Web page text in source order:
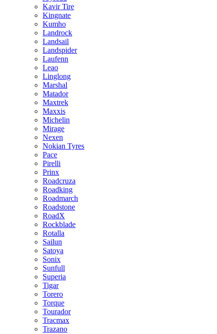
Kavir Tire
Kingnate
Kumho
Landrock
Landsail
Landspider
Laufenn
Leao
Linglong
Marshal
Matador
Maxtrek
Maxxis
Michelin
Mirage
Nexen
Nokian Tyres
Pace
Pirelli
Prinx
Roadcruza
Roadking
Roadmarch
Roadstone
RoadX
Rockblade
Rotalla
Sailun
Satoya
Sonix
Sunfull
Superia
Tigar
Torero
Torque
Tourador
Tracmax
Trazano